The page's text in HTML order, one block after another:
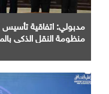
مدبولي: اتفاقية
منظومة النقل الذكي